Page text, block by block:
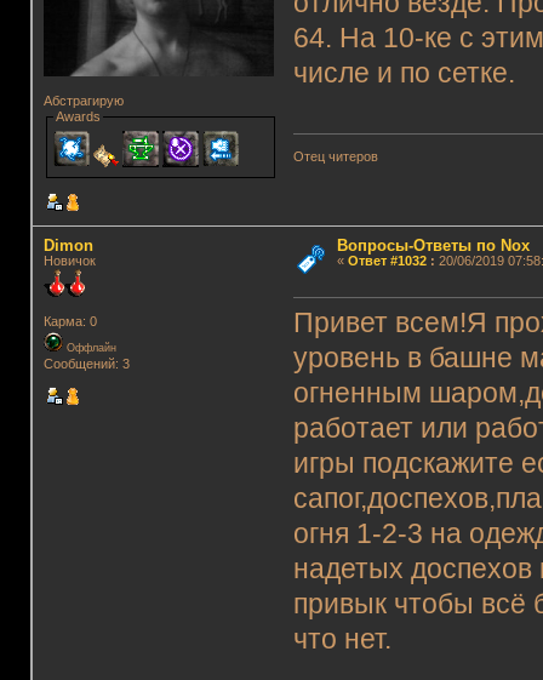
Абстрагирую
Awards
64. На 10-ке с
числе и по сетке.
Отец читеров
Dimon
Новичок
Карма: 0
Оффлайн
Сообщений: 3
Вопросы-Ответы по Nox
« Ответ #1032: 20/06/2019
Привет всем!Я
уровень в башне
огненным
работает или
игры подскажите
огня 1-2-3 на
надетых доспехов
привык чтобы всё
что нет.